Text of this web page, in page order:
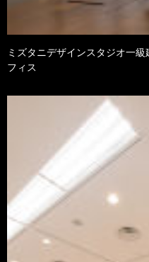
ミズタニデザインスタジオ一
フィス